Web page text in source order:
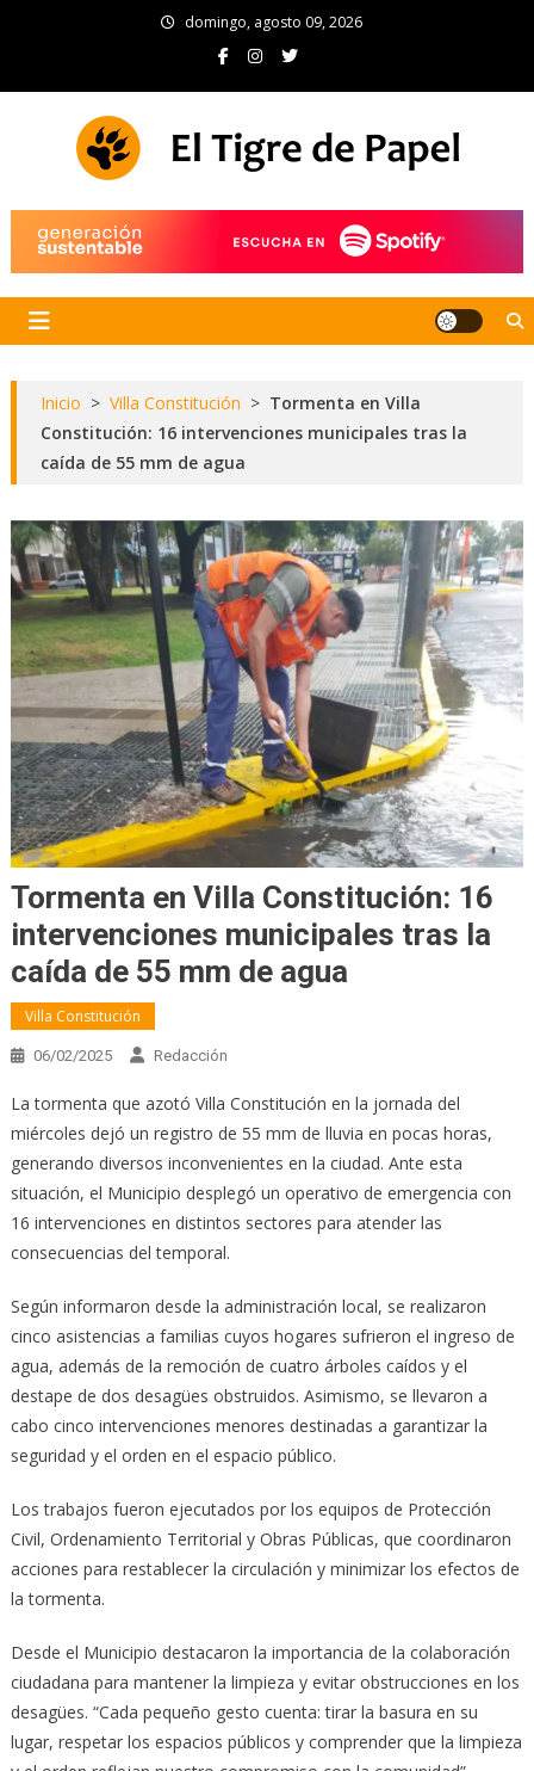
domingo, agosto 09, 2026
Inicio > Villa Constitución > Tormenta en Villa
Constitución: 16 intervenciones municipales tras la
caída de 55 mm de agua
Tormenta en Villa Constitución: 16
intervenciones municipales tras la
caída de 55 mm de agua
Villa Constitución
06/02/2025 Redacción
La tormenta que azotó Villa Constitución en la jornada del
miércoles dejó un registro de 55 mm de lluvia en pocas horas,
generando diversos inconvenientes en la ciudad. Ante esta
situación, el Municipio desplegó un operativo de emergencia con
16 intervenciones en distintos sectores para atender las
consecuencias del temporal.
Según informaron desde la administración local, se realizaron
cinco asistencias a familias cuyos hogares sufrieron el ingreso de
agua, además de la remoción de cuatro árboles caídos y el
destape de dos desagües obstruidos. Asimismo, se llevaron a
cabo cinco intervenciones menores destinadas a garantizar la
seguridad y el orden en el espacio público.
Los trabajos fueron ejecutados por los equipos de Protección
Civil, Ordenamiento Territorial y Obras Públicas, que coordinaron
acciones para restablecer la circulación y minimizar los efectos de
la tormenta.
Desde el Municipio destacaron la importancia de la colaboración
ciudadana para mantener la limpieza y evitar obstrucciones en los
desagües. “Cada pequeño gesto cuenta: tirar la basura en su
lugar, respetar los espacios públicos y comprender que la limpieza